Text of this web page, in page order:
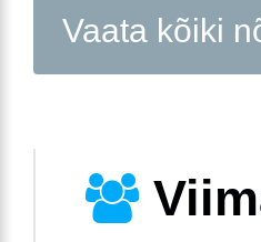
Vaata kõiki